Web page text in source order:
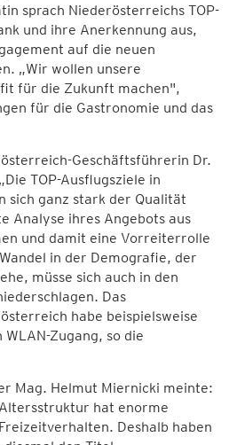
sprach Niederösterreichs TOP-
und ihre Anerkennung aus,
auf die neuen
„Wir wollen unsere
für die Zukunft machen",
für die Gastronomie und das
Geschäftsführerin Dr.
TOP-Ausflugsziele in
sich ganz stark der Qualität
Analyse ihres Angebots aus
und damit eine Vorreiterrolle
in der Demografie, der
müsse sich auch in den
Das
habe beispielsweise
Zugang, so die
Mag. Helmut Miernicki meinte:
hat enorme
Deshalb haben